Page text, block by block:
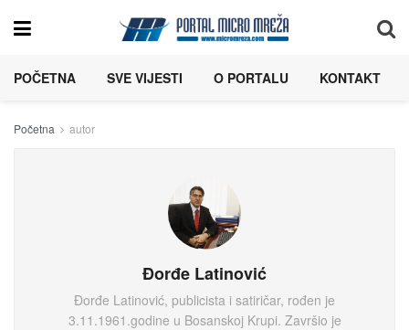
POČETNA SVE VIJESTI O PORTALU KONTAKT
Početna autor
Đorđe Latinović
Đorđe Latinović, publicista i satiričar, rođen je
3.11.1961.godine u Bosanskoj Krupi. Završio je